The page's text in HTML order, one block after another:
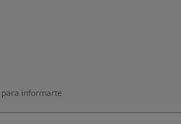
para informarte